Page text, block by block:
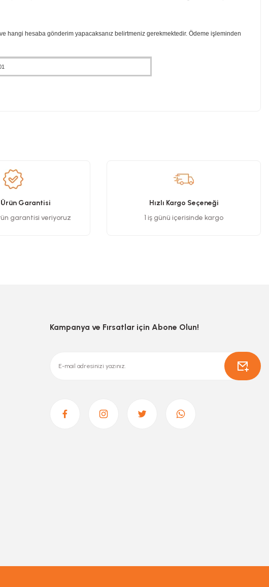
hangi hesaba gönderim yapacaksanız belirtmeniz gerekmektedir. Ödeme işleminden
Garantisi
garantisi veriyoruz
Hızlı Kargo Seçeneği
1 iş günü içerisinde kargo
Kampanya ve Fırsatlar için Abone Olun!